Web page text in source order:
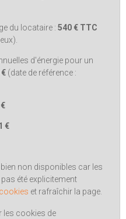
du locataire : 540 € TTC
d'énergie pour un
€ (date de référence :
€
non disponibles car les
été explicitement
et rafraîchir la page.
les cookies de